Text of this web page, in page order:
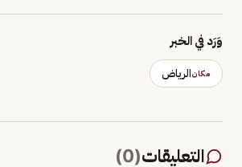
وَرَد في الخبر
مكانالرياض
التعليقات(
0
)